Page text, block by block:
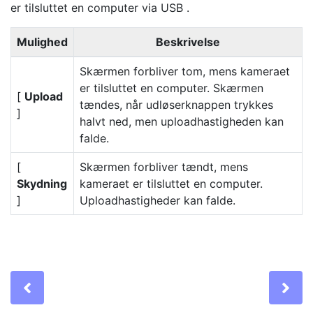
er tilsluttet en computer via USB .
Mulighed Beskrivelse
[ Upload
]
Skærmen forbliver tom, mens kameraet
er tilsluttet en computer. Skærmen
tændes, når udløserknappen trykkes
halvt ned, men uploadhastigheden kan
falde.
[
Skydning
]
Skærmen forbliver tændt, mens
kameraet er tilsluttet en computer.
Uploadhastigheder kan falde.